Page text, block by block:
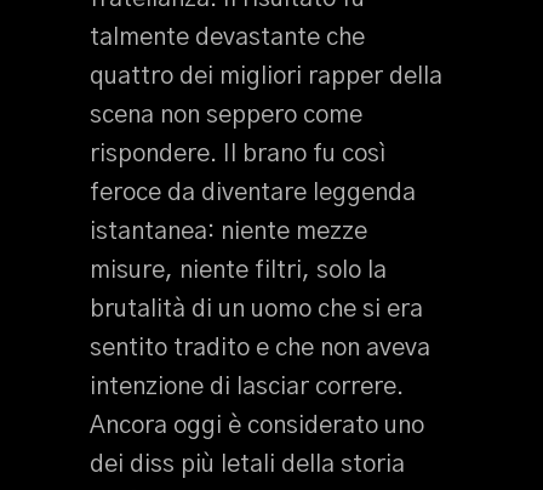
talmente devastante che
quattro dei migliori rapper della
scena non seppero come
rispondere. Il brano fu così
feroce da diventare leggenda
istantanea: niente mezze
misure, niente filtri, solo la
brutalità di un uomo che si era
sentito tradito e che non aveva
intenzione di lasciar correre.
Ancora oggi è considerato uno
dei diss più letali della storia